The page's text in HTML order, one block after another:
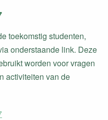
toekomstig studenten,
onderstaande link. Deze
worden voor vragen
activiteiten van de